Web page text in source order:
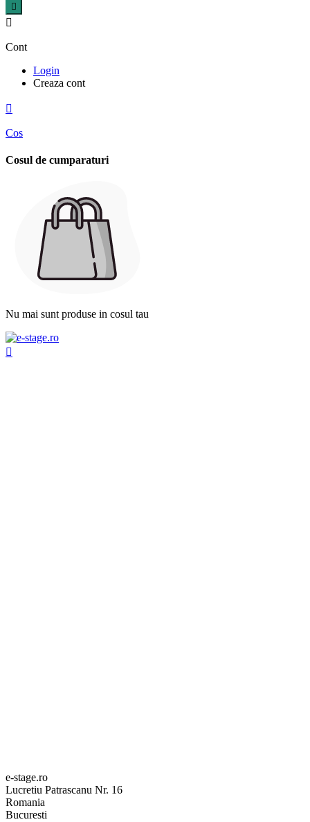


Cont
Login
Creaza cont

Cos
Cosul de cumparaturi
Nu mai sunt produse in cosul tau

e-stage.ro
Lucretiu Patrascanu Nr. 16
Romania
Bucuresti